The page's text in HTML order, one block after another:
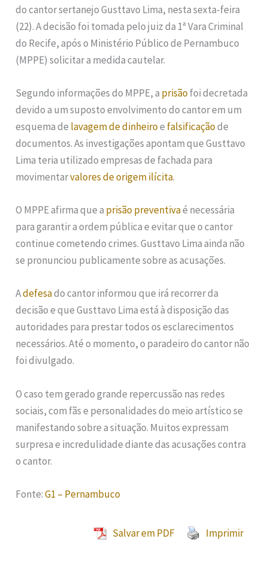
do cantor sertanejo Gusttavo Lima, nesta sexta-feira
(22). A decisão foi tomada pelo juiz da 1ª Vara Criminal
do Recife, após o Ministério Público de Pernambuco
(MPPE) solicitar a medida cautelar.
Segundo informações do MPPE, a prisãofoi decretada
devido a um suposto envolvimento do cantor em um
esquema de lavagem de dinheiroe falsificaçãode
documentos. As investigações apontam que Gusttavo
Lima teria utilizado empresas de fachada para
movimentarvalores de origem ilícita.
O MPPE afirma que a prisão preventivaé necessária
para garantir a ordem pública e evitar que o cantor
continue cometendo crimes. Gusttavo Lima ainda não
se pronunciou publicamente sobre as acusações.
Adefesado cantor informou que irá recorrer da
decisão e que Gusttavo Lima está à disposição das
autoridades para prestar todos os esclarecimentos
necessários. Até o momento, o paradeiro do cantor não
foi divulgado.
O caso tem gerado grande repercussão nas redes
sociais, com fãs e personalidades do meio artístico se
manifestando sobre a situação. Muitos expressam
surpresa e incredulidade diante das acusações contra
o cantor.
Fonte:G1 – Pernambuco
Salvar em PDF Imprimir